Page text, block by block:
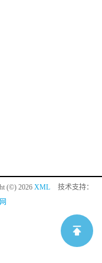
(©) 2026 XML
技术支持：